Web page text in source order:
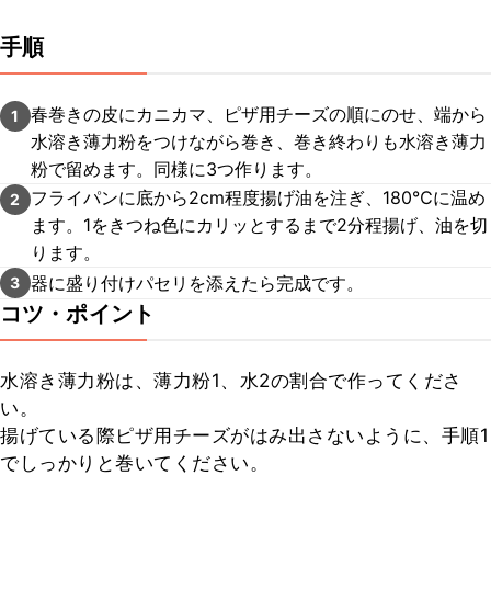
手順
1
春巻きの皮にカニカマ、ピザ用チーズの順にのせ、端から
水溶き薄力粉をつけながら巻き、巻き終わりも水溶き薄力
粉で留めます。同様に3つ作ります。
2
フライパンに底から2cm程度揚げ油を注ぎ、180℃に温め
ます。1をきつね色にカリッとするまで2分程揚げ、油を切
ります。
3 器に盛り付けパセリを添えたら完成です。
コツ・ポイント
水溶き薄力粉は、薄力粉1、水2の割合で作ってくださ
い。
揚げている際ピザ用チーズがはみ出さないように、手順1
でしっかりと巻いてください。